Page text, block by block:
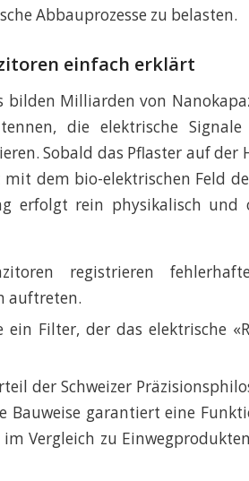
Abbauprozesse zu belasten.
einfach erklärt
bilden Milliarden von
die elektrische Signale
Sobald das Pflaster auf der
dem bio-elektrischen Feld
erfolgt rein physikalisch und
registrieren
auftreten.
ein Filter, der das elektrische
der Schweizer
Bauweise garantiert eine
Vergleich zu